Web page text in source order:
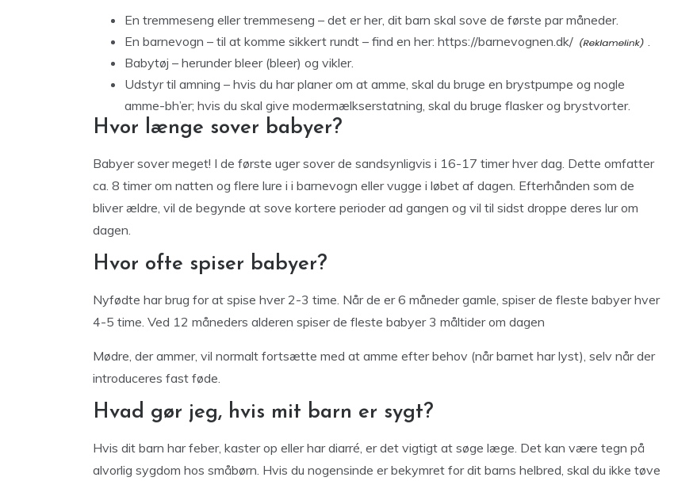
En tremmeseng eller tremmeseng – det er her, dit barn skal sove de første par måneder.
En barnevogn – til at komme sikkert rundt – find en her: https://barnevognen.dk/
.
Babytøj – herunder bleer (bleer) og vikler.
Udstyr til amning – hvis du har planer om at amme, skal du bruge en brystpumpe og nogle
amme-bh’er; hvis du skal give modermælkserstatning, skal du bruge flasker og brystvorter.
Hvor længe sover babyer?
Babyer sover meget! I de første uger sover de sandsynligvis i 16-17 timer hver dag. Dette omfatter
ca. 8 timer om natten og flere lure i i barnevogn eller vugge i løbet af dagen. Efterhånden som de
bliver ældre, vil de begynde at sove kortere perioder ad gangen og vil til sidst droppe deres lur om
dagen.
Hvor ofte spiser babyer?
Nyfødte har brug for at spise hver 2-3 time. Når de er 6 måneder gamle, spiser de fleste babyer hver
4-5 time. Ved 12 måneders alderen spiser de fleste babyer 3 måltider om dagen
Mødre, der ammer, vil normalt fortsætte med at amme efter behov (når barnet har lyst), selv når der
introduceres fast føde.
Hvad gør jeg, hvis mit barn er sygt?
Hvis dit barn har feber, kaster op eller har diarré, er det vigtigt at søge læge. Det kan være tegn på
alvorlig sygdom hos småbørn. Hvis du nogensinde er bekymret for dit barns helbred, skal du ikke tøve